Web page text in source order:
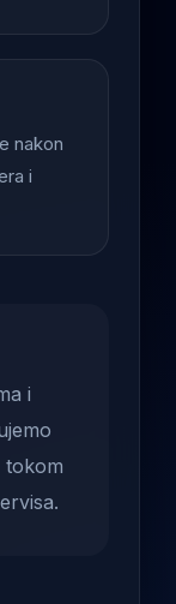
nakon
i
i
tokom